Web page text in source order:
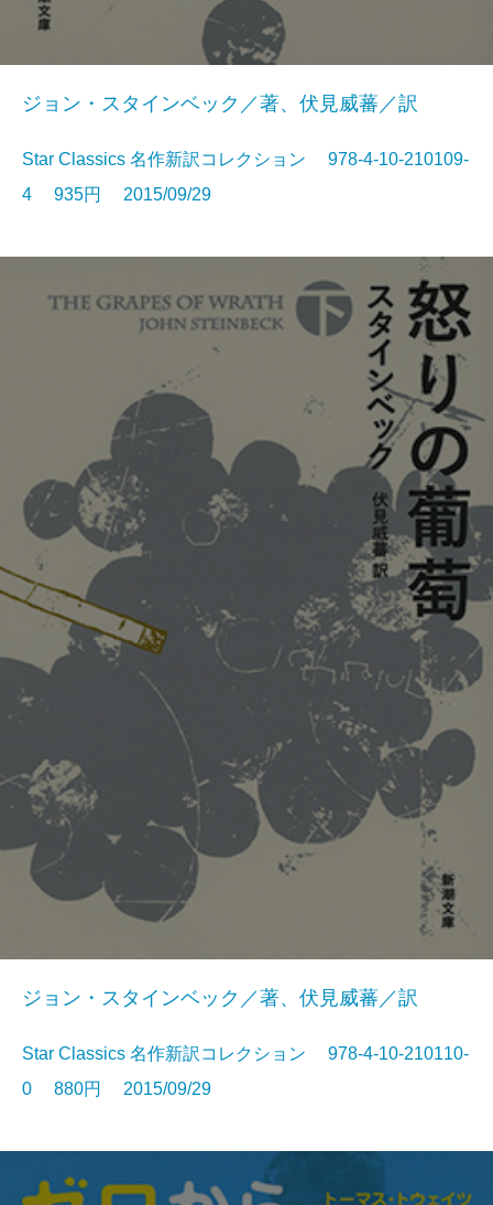
ジョン・スタインベック／著、伏見威蕃／訳
Star Classics 名作新訳コレクション 978-4-10-210109-
4 935円 2015/09/29
ジョン・スタインベック／著、伏見威蕃／訳
Star Classics 名作新訳コレクション 978-4-10-210110-
0 880円 2015/09/29